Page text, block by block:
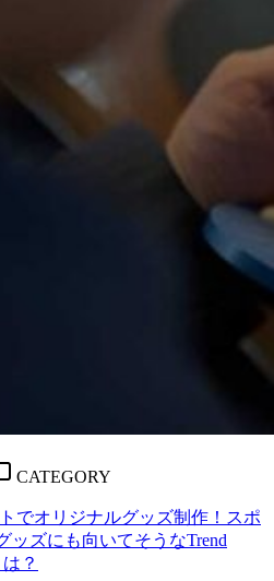
CATEGORY
でオリジナルグッズ制作！スポ
ッズにも向いてそうなTrend
？